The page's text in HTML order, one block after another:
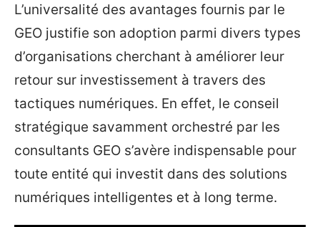
L’universalité des avantages fournis par le
GEO justifie son adoption parmi divers types
d’organisations cherchant à améliorer leur
retour sur investissement à travers des
tactiques numériques. En effet, le conseil
stratégique savamment orchestré par les
consultants GEO s’avère indispensable pour
toute entité qui investit dans des solutions
numériques intelligentes et à long terme.